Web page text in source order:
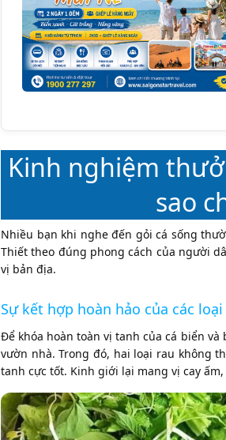
Kinh nghiệm
sao
Nhiều bạn khi nghe đến gỏi cá sống
Thiết theo đúng phong cách của người
vị bản địa.
Sự kết hợp hoàn hảo của các
Để khóa hoàn toàn vị tanh của cá biển
vườn nhà. Trong đó, hai loại rau không
tanh cực tốt. Kinh giới lại mang vị cay